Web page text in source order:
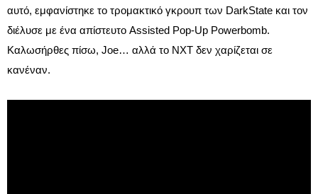
αυτό, εμφανίστηκε το τρομακτικό γκρουπ των DarkState και τον
διέλυσε με ένα απίστευτο Assisted Pop-Up Powerbomb.
Καλωσήρθες πίσω, Joe… αλλά το NXT δεν χαρίζεται σε
κανέναν.